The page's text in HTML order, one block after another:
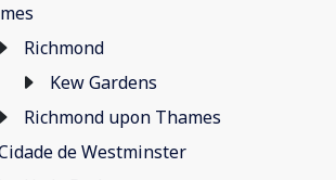
Richmond
Kew Gardens
Richmond upon Thames
de Westminster